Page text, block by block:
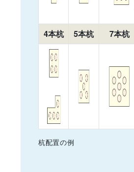
4本杭 5本杭 7本杭
杭配置の例